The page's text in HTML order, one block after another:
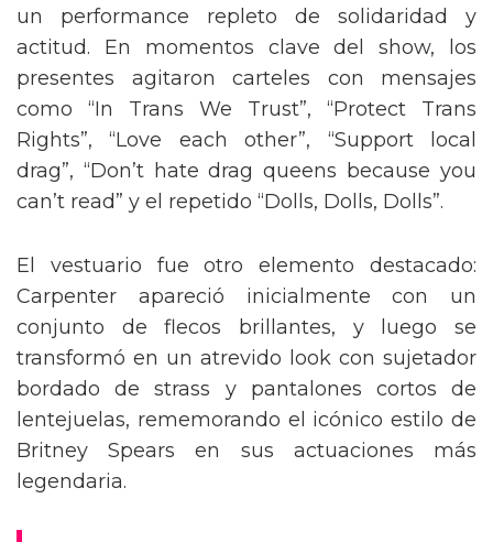
un performance repleto de solidaridad y
actitud. En momentos clave del show, los
presentes agitaron carteles con mensajes
como “In Trans We Trust”, “Protect Trans
Rights”, “Love each other”, “Support local
drag”, “Don’t hate drag queens because you
can’t read” y el repetido “Dolls, Dolls, Dolls”.
El vestuario fue otro elemento destacado:
Carpenter apareció inicialmente con un
conjunto de flecos brillantes, y luego se
transformó en un atrevido look con sujetador
bordado de strass y pantalones cortos de
lentejuelas, rememorando el icónico estilo de
Britney Spears en sus actuaciones más
legendaria.